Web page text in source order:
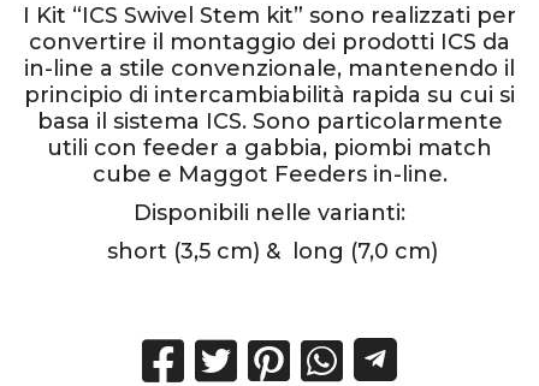
I Kit “ICS Swivel Stem kit” sono realizzati per
convertire il montaggio dei prodotti ICS da
in-line a stile convenzionale, mantenendo il
principio di intercambiabilità rapida su cui si
basa il sistema ICS. Sono particolarmente
utili con feeder a gabbia, piombi match
cube e Maggot Feeders in-line.
Disponibili nelle varianti:
short (3,5 cm) & long (7,0 cm)